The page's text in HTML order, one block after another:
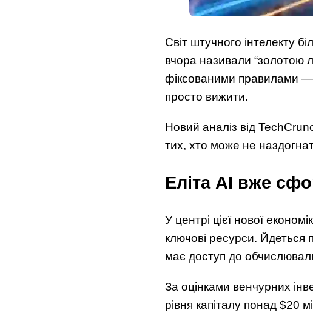
Світ штучного інтелекту
вчора називали “золотою
фіксованими правилами —
просто вижити.
Новий аналіз від
тих, хто може не
Еліта AI вже
У центрі цієї нової
ключові ресурси. Йдеться
має доступ до
За оцінками венчурних
рівня капіталу понад $20